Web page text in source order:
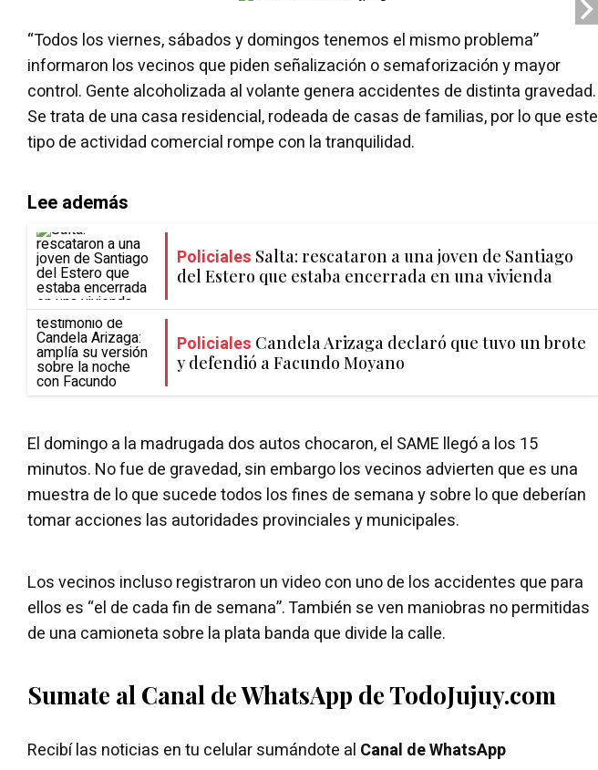
“Todos los viernes, sábados y domingos tenemos el mismo problema”
informaron los vecinos que piden señalización o semaforización y mayor
control. Gente alcoholizada al volante genera accidentes de distinta gravedad.
Se trata de una casa residencial, rodeada de casas de familias, por lo que este
tipo de actividad comercial rompe con la tranquilidad.
Lee además
Policiales Salta: rescataron a una joven de Santiago
del Estero que estaba encerrada en una vivienda
Policiales Candela Arizaga declaró que tuvo un brote
y defendió a Facundo Moyano
El domingo a la madrugada dos autos chocaron, el SAME llegó a los 15
minutos. No fue de gravedad, sin embargo los vecinos advierten que es una
muestra de lo que sucede todos los fines de semana y sobre lo que deberían
tomar acciones las autoridades provinciales y municipales.
Los vecinos incluso registraron un video con uno de los accidentes que para
ellos es “el de cada fin de semana”. También se ven maniobras no permitidas
de una camioneta sobre la plata banda que divide la calle.
Sumate al Canal de WhatsApp de TodoJujuy.com
Recibí las noticias en tu celular sumándote al Canal de WhatsApp